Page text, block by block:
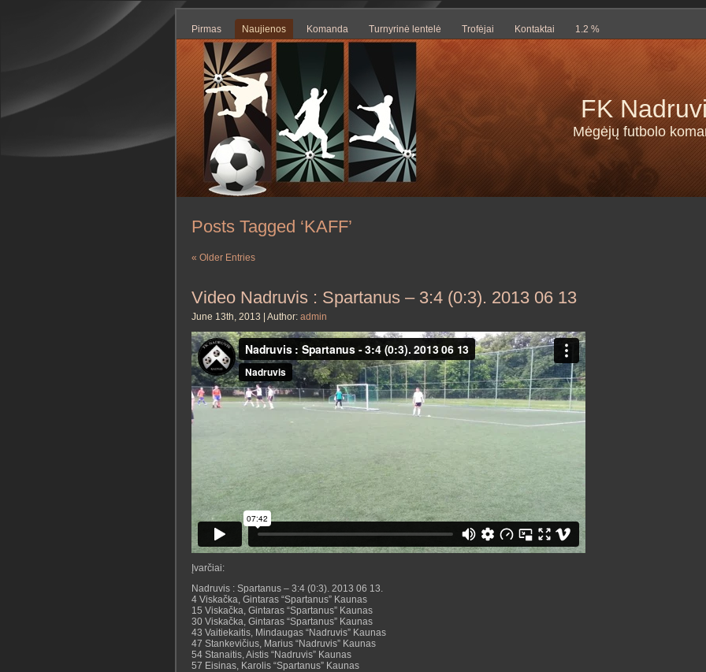
Pirmas Naujienos Komanda Turnyrinė lentelė Trofėjai Kontaktai 1.2 %
FK
Mėgėjų futbolo
Posts Tagged ‘KAFF’
« Older Entries
Video Nadruvis : Spartanus – 3:4 (0:3). 2013 06 13
June 13th, 2013 | Author: admin
Įvarčiai:
Nadruvis : Spartanus – 3:4 (0:3). 2013 06 13.
4 Viskačka, Gintaras “Spartanus” Kaunas
15 Viskačka, Gintaras “Spartanus” Kaunas
30 Viskačka, Gintaras “Spartanus” Kaunas
43 Vaitiekaitis, Mindaugas “Nadruvis” Kaunas
47 Stankevičius, Marius “Nadruvis” Kaunas
54 Stanaitis, Aistis “Nadruvis” Kaunas
57 Eisinas, Karolis “Spartanus” Kaunas